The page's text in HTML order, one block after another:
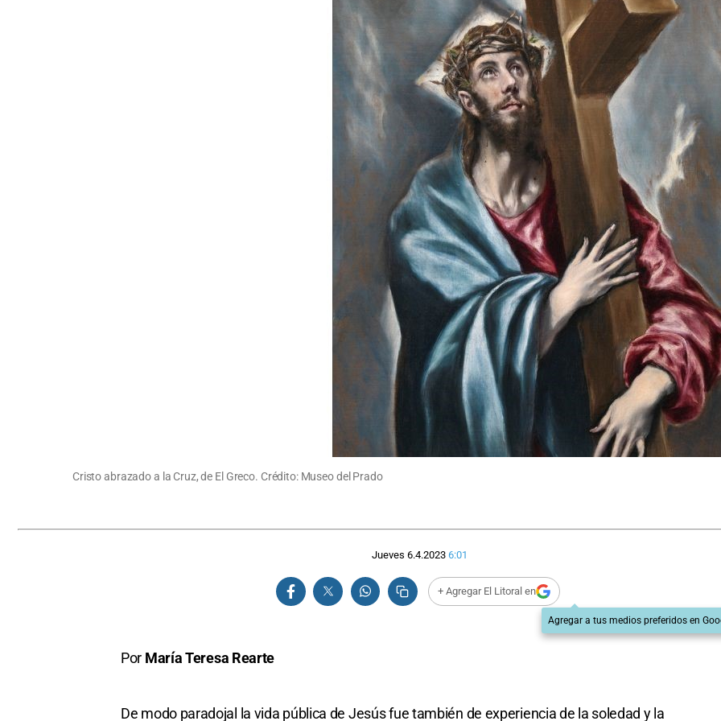
Cristo abrazado a la Cruz, de El Greco. Crédito: Museo del Prado
Jueves 6.4.2023 6:01
+ Agregar El Litoral en
Agregar a tus medios preferidos en
Por María Teresa Rearte
De modo paradojal la vida pública de Jesús fue también de experiencia de la soledad y la